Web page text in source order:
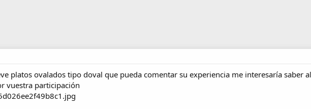
platos ovalados tipo doval que pueda comentar su experiencia me interesaría saber
vuestra participación